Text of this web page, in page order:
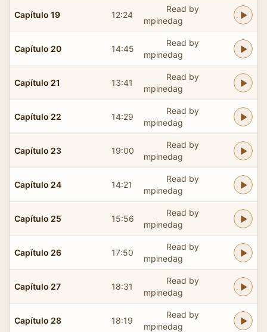
Capítulo 19 12:24
Read by
mpinedag
Capítulo 20 14:45
Read by
mpinedag
Capítulo 21 13:41
Read by
mpinedag
Capítulo 22 14:29
Read by
mpinedag
Capítulo 23 19:00
Read by
mpinedag
Capítulo 24 14:21
Read by
mpinedag
Capítulo 25 15:56
Read by
mpinedag
Capítulo 26 17:50
Read by
mpinedag
Capítulo 27 18:31
Read by
mpinedag
Capítulo 28 18:19
Read by
mpinedag